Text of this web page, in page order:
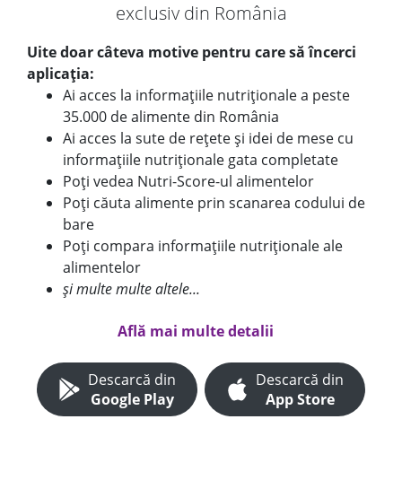
exclusiv din România
Uite doar câteva motive pentru care să încerci
aplicația:
Ai acces la informațiile nutriționale a peste
35.000 de alimente din România
Ai acces la sute de rețete și idei de mese cu
informațiile nutriționale gata completate
Poți vedea Nutri-Score-ul alimentelor
Poți căuta alimente prin scanarea codului de
bare
Poți compara informațiile nutriționale ale
alimentelor
și multe multe altele...
Află mai multe detalii
Descarcă din
Google Play
Descarcă din
App Store